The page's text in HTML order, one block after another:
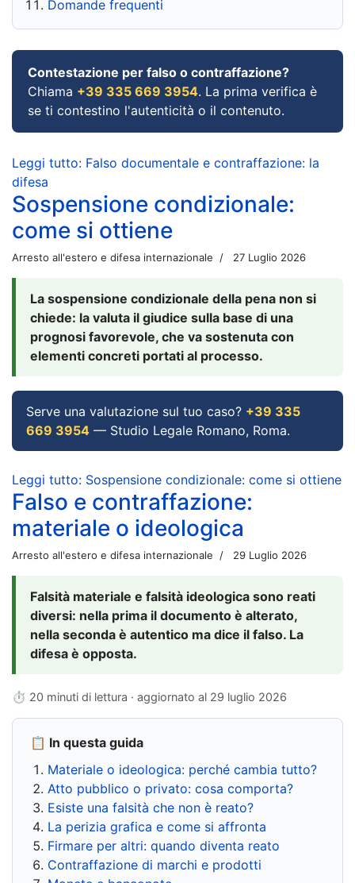
Domande frequenti
Contestazione per falso o contraffazione?
Chiama +39 335 669 3954. La prima verifica è
se ti contestino l'autenticità o il contenuto.
Leggi tutto: Falso documentale e contraffazione: la
difesa
Sospensione condizionale:
come si ottiene
Arresto all'estero e difesa internazionale 27 Luglio 2026
La sospensione condizionale della pena non si
chiede: la valuta il giudice sulla base di una
prognosi favorevole, che va sostenuta con
elementi concreti portati al processo.
Serve una valutazione sul tuo caso? +39 335
669 3954 — Studio Legale Romano, Roma.
Leggi tutto: Sospensione condizionale: come si ottiene
Falso e contraffazione:
materiale o ideologica
Arresto all'estero e difesa internazionale 29 Luglio 2026
Falsità materiale e falsità ideologica sono reati
diversi: nella prima il documento è alterato,
nella seconda è autentico ma dice il falso. La
difesa è opposta.
⏱ 20 minuti di lettura · aggiornato al 29 luglio 2026
📋 In questa guida
Materiale o ideologica: perché cambia tutto?
Atto pubblico o privato: cosa comporta?
Esiste una falsità che non è reato?
La perizia grafica e come si affronta
Firmare per altri: quando diventa reato
Contraffazione di marchi e prodotti